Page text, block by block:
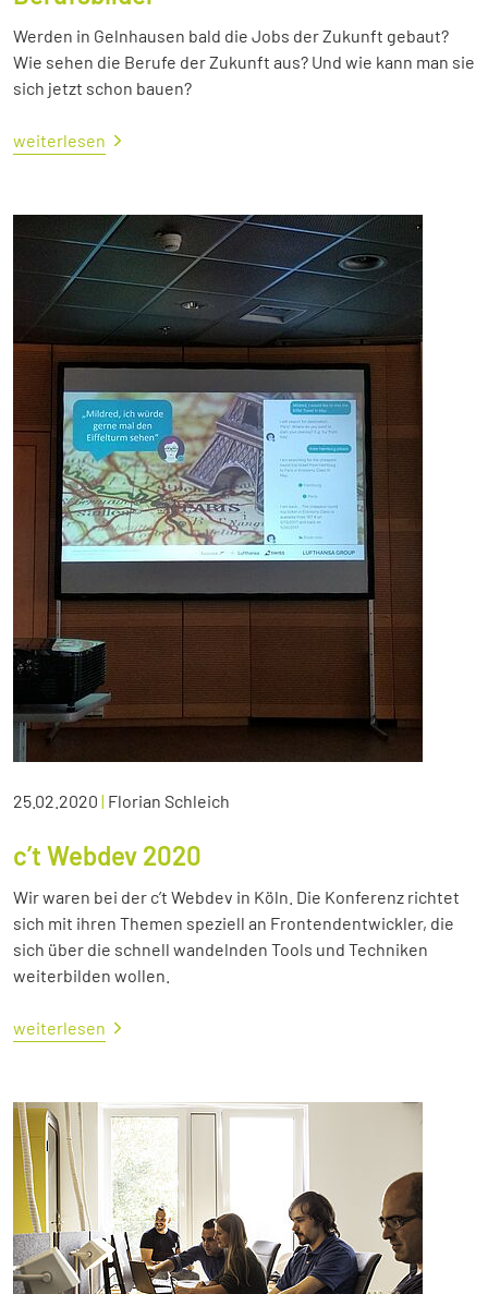
Werden in Gelnhausen bald die Jobs der Zukunft gebaut?
Wie sehen die Berufe der Zukunft aus? Und wie kann man sie
sich jetzt schon bauen?
weiterlesen
25.02.2020 | Florian Schleich
c’t Webdev 2020
Wir waren bei der c’t Webdev in Köln. Die Konferenz richtet
sich mit ihren Themen speziell an Frontendentwickler, die
sich über die schnell wandelnden Tools und Techniken
weiterbilden wollen.
weiterlesen